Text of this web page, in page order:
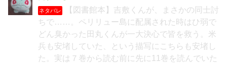
ネタバレ
【図書館本】吉敷くんが、まさかの同士討
ちで……。ペリリュー島に配属された時はひ弱で
どん臭かった田丸くんが一大決心で皆を救う。米
兵も安堵していた、という描写にこちらも安堵し
た。実は７巻から読む前に先に11巻を読んでいた